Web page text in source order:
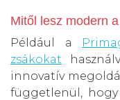
Mitől lesz modern
Például a
zsákokat
innovatív
függetlenül,